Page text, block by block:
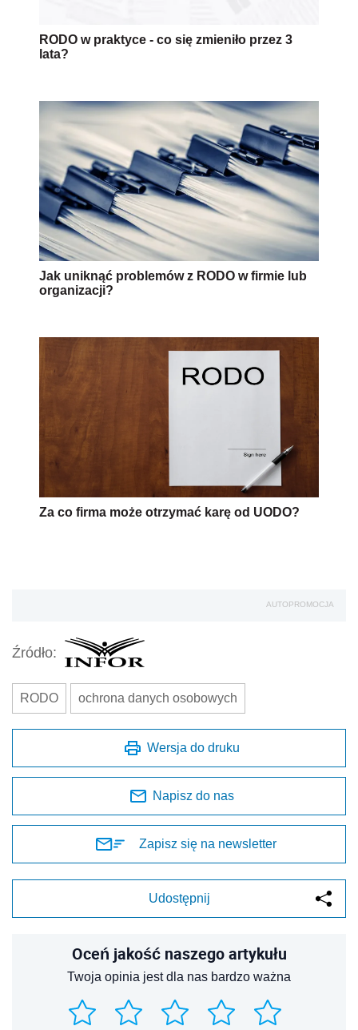
RODO w praktyce - co się zmieniło przez 3
lata?
Jak uniknąć problemów z RODO w firmie lub
organizacji?
Za co firma może otrzymać karę od UODO?
AUTOPROMOCJA
Źródło:
RODO ochrona danych osobowych
Wersja do druku
Napisz do nas
Zapisz się na newsletter
Udostępnij
Oceń jakość naszego artykułu
Twoja opinia jest dla nas bardzo ważna